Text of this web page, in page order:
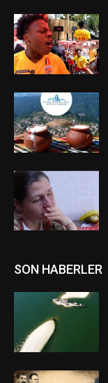
SON HABERLER